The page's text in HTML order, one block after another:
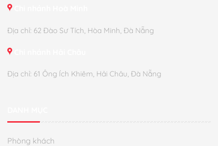
Địa chỉ: 62 Đào Sư Tích, Hòa Minh, Đà Nẵng
Địa chỉ: 61 Ông Ích Khiêm, Hải Châu, Đà Nẵng
Phòng khách